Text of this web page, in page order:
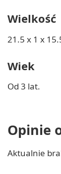
Wielkość
21.5 x 1 x
Wiek
Od 3 lat.
Opinie
Aktualnie